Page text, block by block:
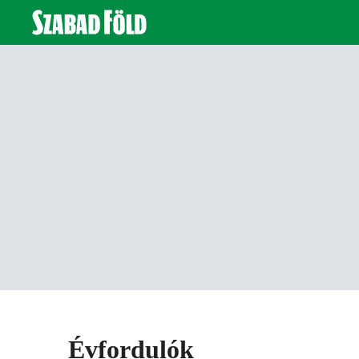
Évfordulók